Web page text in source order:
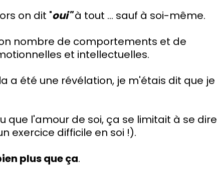
on dit "oui"à tout ... sauf à soi-même.
nombre de comportements et de
et intellectuelles.
a été une révélation, je m'étais dit que je
que l'amour de soi, ça se limitait à se dire
exercice difficile en soi !).
plus que ça.